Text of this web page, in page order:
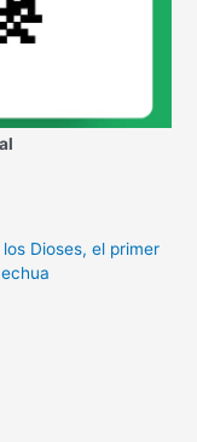
Dioses, el primer